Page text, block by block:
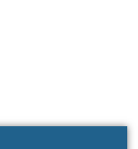
kvalifikací.